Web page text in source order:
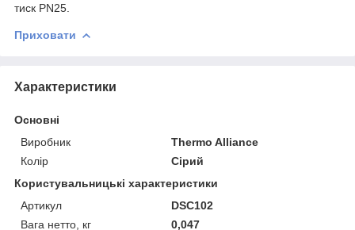
тиск PN25.
Приховати
Характеристики
Основні
Виробник
Thermo Alliance
Колір
Сірий
Користувальницькі характеристики
Артикул
DSC102
Вага нетто, кг
0,047